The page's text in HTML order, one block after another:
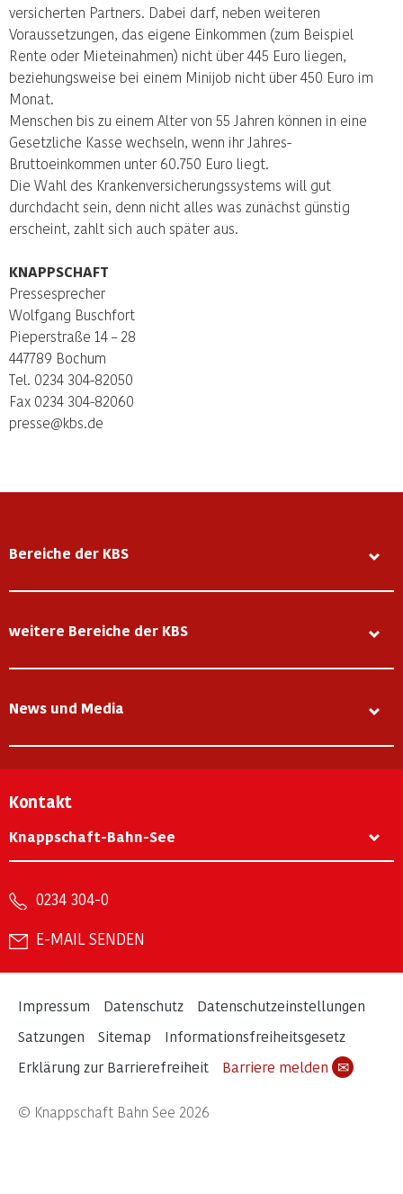
versicherten Partners. Dabei darf, neben weiteren
Voraussetzungen, das eigene Einkommen (zum Beispiel
Rente oder Mieteinahmen) nicht über 445 Euro liegen,
beziehungsweise bei einem Minijob nicht über 450 Euro im
Monat.
Menschen bis zu einem Alter von 55 Jahren können in eine
Gesetzliche Kasse wechseln, wenn ihr Jahres-
Bruttoeinkommen unter 60.750 Euro liegt.
Die Wahl des Krankenversicherungssystems will gut
durchdacht sein, denn nicht alles was zunächst günstig
erscheint, zahlt sich auch später aus.
KNAPPSCHAFT
Pressesprecher
Wolfgang Buschfort
Pieperstraße 14 – 28
447789 Bochum
Tel. 0234 304-82050
Fax 0234 304-82060
presse@kbs.de
Bereiche der KBS
weitere Bereiche der KBS
News und Media
Kontakt
Knappschaft-Bahn-See
0234 304-0
E-MAIL SENDEN
Impressum Datenschutz
Datenschutzeinstellungen
Satzungen
Sitemap
Informationsfreiheitsgesetz
Erklärung zur Barrierefreiheit
Barriere melden ✉
© Knappschaft Bahn See 2026